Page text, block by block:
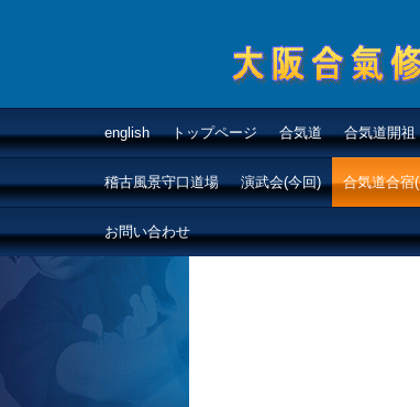
合気道大阪合
大阪・兵庫で
道を研鑽
english トップページ 合気道 合気道開祖
稽古風景守口道場 演武会(今回) 合気道合宿
お問い合わせ